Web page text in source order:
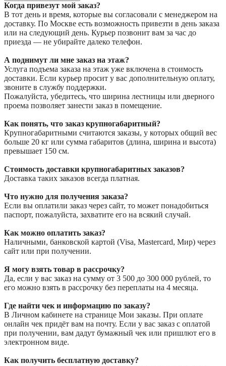
Когда привезут мой заказ?
В тот день и время, которые вы согласовали с менеджером на
доставку. По Москве есть возможность привезти в день заказа
или на следующий день. Курьер позвонит вам за час до
приезда — не убирайте далеко телефон.
А поднимут ли мне заказ на этаж?
Услуга подъема заказа на этаж уже включена в стоимость
доставки. Если курьер просит у вас дополнительную оплату,
звоните в службу поддержки.
Пожалуйста, убедитесь, что ширина лестницы или дверного
проема позволяет занести заказ в помещение.
Как понять, что заказ крупногабаритный?
Крупногабаритными считаются заказы, у которых общий вес
больше 20 кг или сумма габаритов (длина, ширина и высота)
превышает 150 см.
Стоимость доставки крупногабаритных заказов?
Доставка таких заказов всегда платная.
Что нужно для получения заказа?
Если вы оплатили заказ через сайт, то может понадобиться
паспорт, пожалуйста, захватите его на всякий случай.
Как можно оплатить заказ?
Наличными, банковской картой (Visa, Mastercard, Мир) через
сайт или при получении.
Я могу взять товар в рассрочку?
Да, если у вас заказ на сумму от 3 500 до 300 000 рублей, то
его можно взять в рассрочку без переплаты на 4 месяца.
Где найти чек и информацию по заказу?
В Личном кабинете на странице Мои заказы. При оплате
онлайн чек придёт вам на почту. Если у вас заказ с оплатой
при получении, вам дадут бумажный чек или пришлют его в
электронном виде.
Как получить бесплатную доставку?